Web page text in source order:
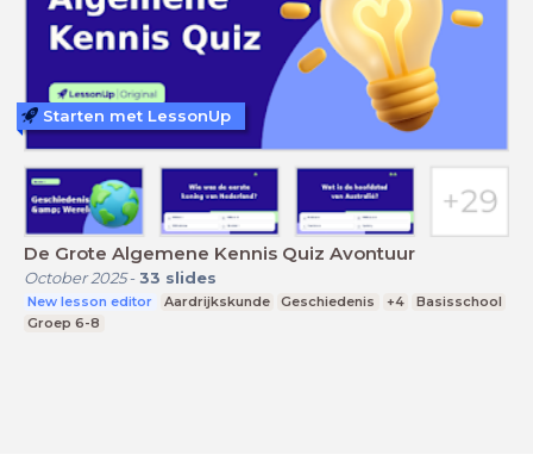
De Grote Algemene Kennis Quiz Avontuur
October 2025- 33 slides
New lesson editor Aardrijkskunde Geschiedenis +4
Basisschool
Groep 6-8
Starten met LessonUp